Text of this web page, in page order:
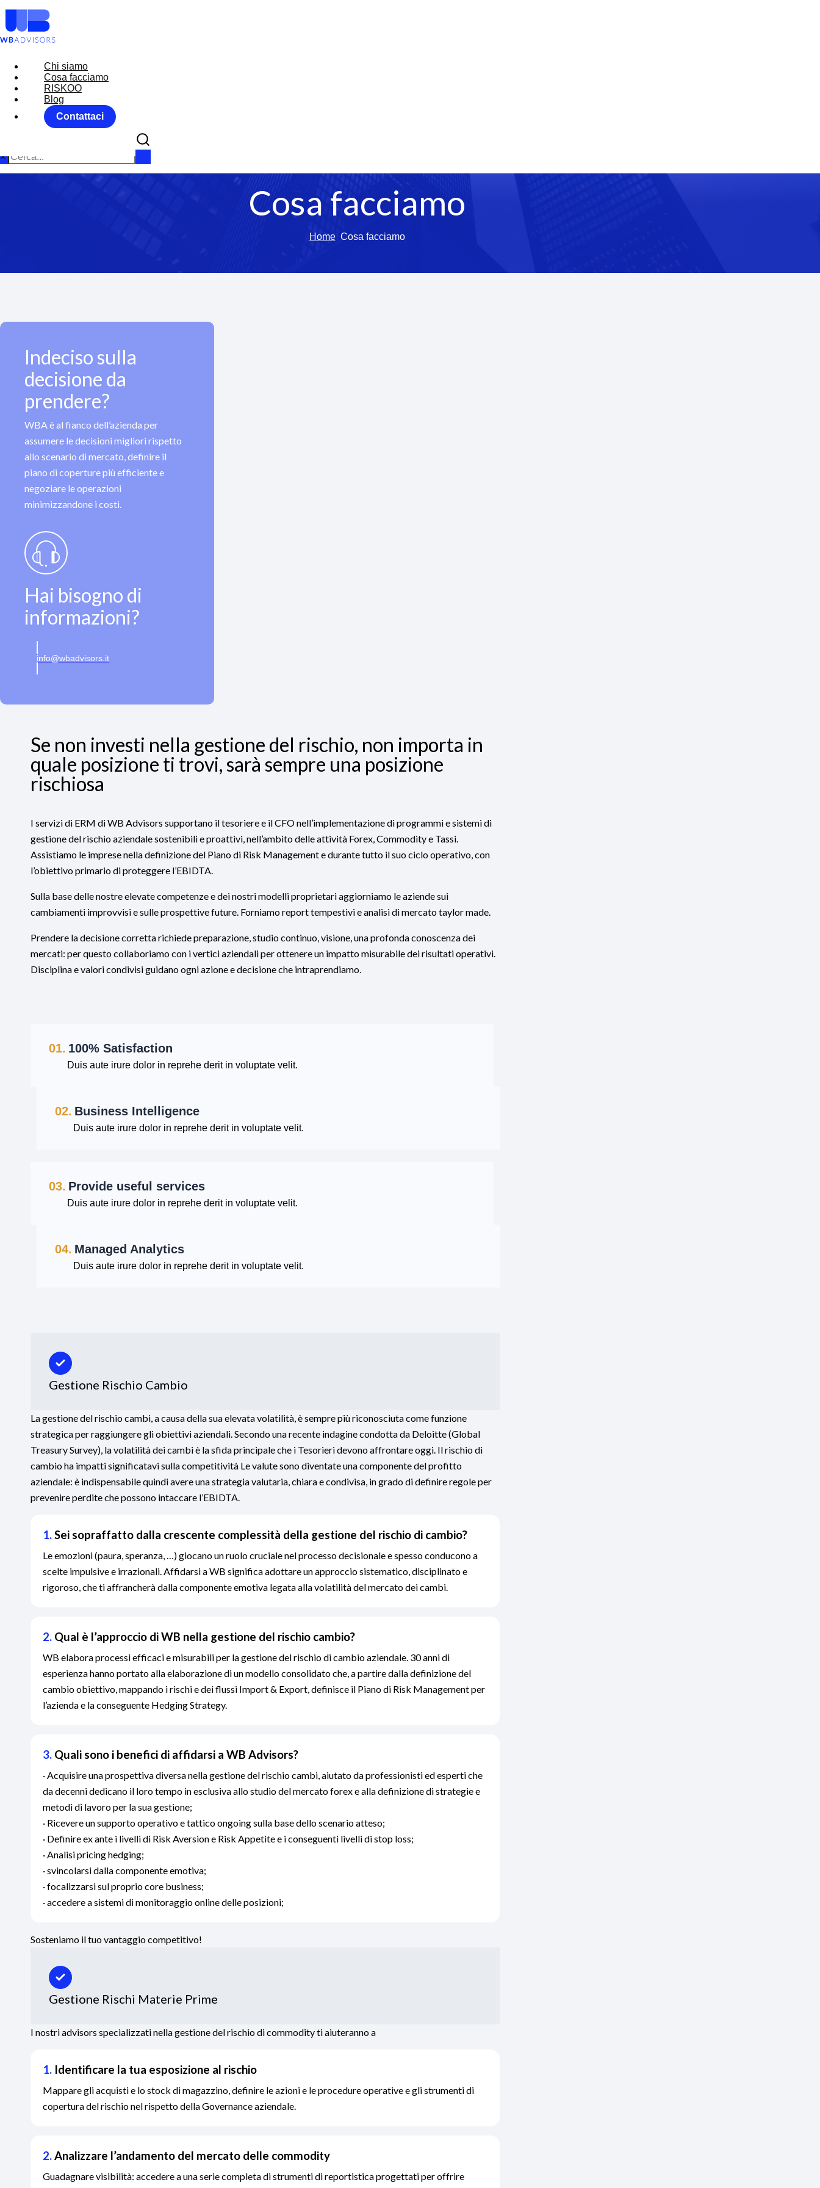
Chi siamo
Cosa facciamo
RISKOO
Blog
Contattaci
Chi siamo
Cosa facciamo
RISKOO
Blog
Contattaci
×
Cosa facciamo
Home Cosa facciamo
Indeciso sulla
decisione da
prendere?
WBA è al fianco dell’azienda per
assumere le decisioni migliori rispetto
allo scenario di mercato, definire il
piano di coperture più efficiente e
negoziare le operazioni
minimizzandone i costi.
Hai bisogno di
informazioni?
info@wbadvisors.it
Se non investi nella gestione del rischio, non importa in
quale posizione ti trovi, sarà sempre una posizione
rischiosa
I servizi di ERM di WB Advisors supportano il tesoriere e il CFO nell’implementazione di programmi e sistemi di
gestione del rischio aziendale sostenibili e proattivi, nell’ambito delle attività Forex, Commodity e Tassi.
Assistiamo le imprese nella definizione del Piano di Risk Management e durante tutto il suo ciclo operativo, con
l’obiettivo primario di proteggere l’EBIDTA.
Sulla base delle nostre elevate competenze e dei nostri modelli proprietari aggiorniamo le aziende sui
cambiamenti improvvisi e sulle prospettive future. Forniamo report tempestivi e analisi di mercato taylor made.
Prendere la decisione corretta richiede preparazione, studio continuo, visione, una profonda conoscenza dei
mercati: per questo collaboriamo con i vertici aziendali per ottenere un impatto misurabile dei risultati operativi.
Disciplina e valori condivisi guidano ogni azione e decisione che intraprendiamo.
01. 100% Satisfaction
Duis aute irure dolor in reprehe derit in voluptate velit.
02. Business Intelligence
Duis aute irure dolor in reprehe derit in voluptate velit.
03. Provide useful services
Duis aute irure dolor in reprehe derit in voluptate velit.
04. Managed Analytics
Duis aute irure dolor in reprehe derit in voluptate velit.
Gestione Rischio Cambio
La gestione del rischio cambi, a causa della sua elevata volatilità, è sempre più riconosciuta come funzione
strategica per raggiungere gli obiettivi aziendali. Secondo una recente indagine condotta da Deloitte (Global
Treasury Survey), la volatilità dei cambi è la sfida principale che i Tesorieri devono affrontare oggi. Il rischio di
cambio ha impatti significatavi sulla competitività Le valute sono diventate una componente del profitto
aziendale: è indispensabile quindi avere una strategia valutaria, chiara e condivisa, in grado di definire regole per
prevenire perdite che possono intaccare l’EBIDTA.
1.Sei sopraffatto dalla crescente complessità della gestione del rischio di cambio?
Le emozioni (paura, speranza, …) giocano un ruolo cruciale nel processo decisionale e spesso conducono a
scelte impulsive e irrazionali. Affidarsi a WB significa adottare un approccio sistematico, disciplinato e
rigoroso, che ti affrancherà dalla componente emotiva legata alla volatilità del mercato dei cambi.
2. Qual è l’approccio di WB nella gestione del rischio cambio?
WB elabora processi efficaci e misurabili per la gestione del rischio di cambio aziendale. 30 anni di
esperienza hanno portato alla elaborazione di un modello consolidato che, a partire dalla definizione del
cambio obiettivo, mappando i rischi e dei flussi Import & Export, definisce il Piano di Risk Management per
l’azienda e la conseguente Hedging Strategy.
3. Quali sono i benefici di affidarsi a WB Advisors?
· Acquisire una prospettiva diversa nella gestione del rischio cambi, aiutato da professionisti ed esperti che
da decenni dedicano il loro tempo in esclusiva allo studio del mercato forex e alla definizione di strategie e
metodi di lavoro per la sua gestione;
· Ricevere un supporto operativo e tattico ongoing sulla base dello scenario atteso;
· Definire ex ante i livelli di Risk Aversion e Risk Appetite e i conseguenti livelli di stop loss;
· Analisi pricing hedging;
· svincolarsi dalla componente emotiva;
· focalizzarsi sul proprio core business;
· accedere a sistemi di monitoraggio online delle posizioni;
Sosteniamo il tuo vantaggio competitivo!
Gestione Rischi Materie Prime
I nostri advisors specializzati nella gestione del rischio di commodity ti aiuteranno a
1. Identificare la tua esposizione al rischio
Mappare gli acquisti e lo stock di magazzino, definire le azioni e le procedure operative e gli strumenti di
copertura del rischio nel rispetto della Governance aziendale.
2.Analizzare l’andamento del mercato delle commodity
Guadagnare visibilità: accedere a una serie completa di strumenti di reportistica progettati per offrire